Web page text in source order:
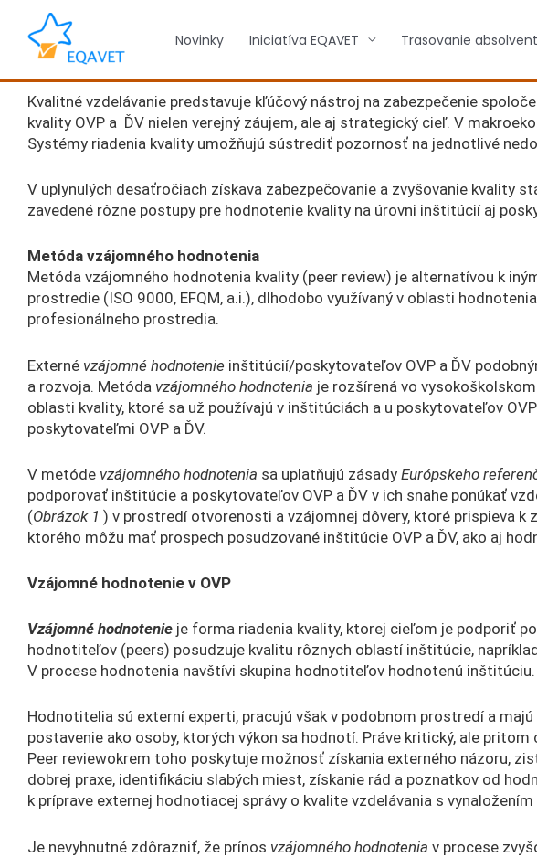
Preskočiť
obsah
Novinky Iniciatíva EQAVET Trasovanie
Kvalitné vzdelávanie predstavuje kľúčový nástroj na zabezpečenie
kvality OVP a ĎV nielen verejný záujem, ale aj strategický cieľ. V
Systémy riadenia kvality umožňujú sústrediť pozornosť na jednotlivé
V uplynulých desaťročiach získava zabezpečovanie a zvyšovanie kvality
zavedené rôzne postupy pre hodnotenie kvality na úrovni inštitúcií aj
Metóda vzájomného hodnotenia
Metóda vzájomného hodnotenia kvality (peer review) je alternatívou k
prostredie (ISO 9000, EFQM, a.i.), dlhodobo využívaný v oblasti
profesionálneho prostredia.
Externé vzájomné hodnotenie inštitúcií/poskytovateľov OVP a ĎV
a rozvoja. Metóda vzájomného hodnotenia je rozšírená vo
oblasti kvality, ktoré sa už používajú v inštitúciách a u poskytovateľov
poskytovateľmi OVP a ĎV.
V metóde vzájomného hodnotenia sa uplatňujú zásady Európskeho
podporovať inštitúcie a poskytovateľov OVP a ĎV v ich snahe ponúkať
(Obrázok 1 ) v prostredí otvorenosti a vzájomnej dôvery, ktoré prispieva
ktorého môžu mať prospech posudzované inštitúcie OVP a ĎV, ako aj
Vzájomné hodnotenie v OVP
Vzájomné hodnotenie je forma riadenia kvality, ktorej cieľom je podporiť
hodnotiteľov (peers) posudzuje kvalitu rôznych oblastí inštitúcie,
V procese hodnotenia navštívi skupina hodnotiteľov hodnotenú inštitúciu.
Hodnotitelia sú externí experti, pracujú však v podobnom prostredí a
postavenie ako osoby, ktorých výkon sa hodnotí. Práve kritický, ale
Peer reviewokrem toho poskytuje možnosť získania externého názoru,
dobrej praxe, identifikáciu slabých miest, získanie rád a poznatkov od
k príprave externej hodnotiacej správy o kvalite vzdelávania s
Je nevyhnutné zdôrazniť, že prínos vzájomného hodnotenia v procese